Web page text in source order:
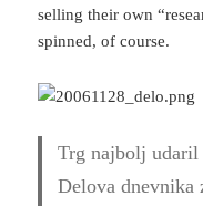
selling their own
spinned, of course.
Trg najbolj
Delova dnevnika